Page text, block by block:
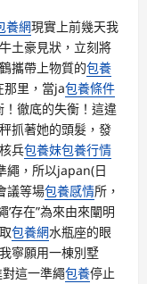
養網現實上前幾天我
土豪見狀，立刻將
攜帶上物質的包養
那里，當ja包養條件
徹底的失衡！這違
抓著她的頭髮，發
兵包養妹包養行情
繩，所以japan(日
議等場包養感情所，
’存在”為來由來闡明
包養網水瓶座的眼
寧願用一棟別墅
這一準繩包養停止